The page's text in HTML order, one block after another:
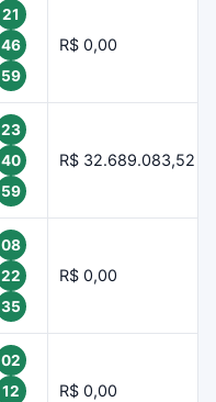
21
46
59
R$ 0,00
23
40
59
R$ 32.689.083,52
08
22
35
R$ 0,00
02
12
R$ 0,00